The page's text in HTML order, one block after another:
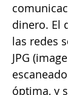
dinero. El
las redes
JPG
óptima, y